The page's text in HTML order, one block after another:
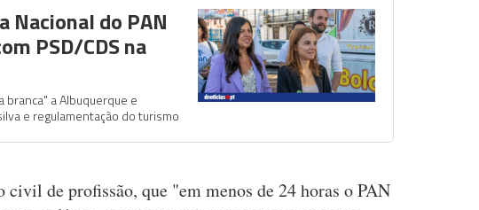
Nacional do PAN
PSD/CDS na
a Albuquerque e
e regulamentação do turismo
civil de profissão, que "em menos de 24 horas o PAN